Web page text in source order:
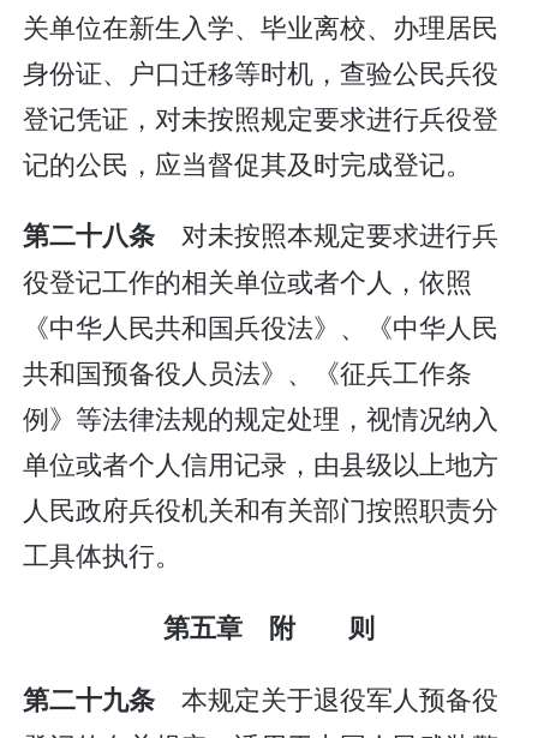
关单位在新生入学、毕业离校、办理居民
身份证、户口迁移等时机，查验公民兵役
登记凭证，对未按照规定要求进行兵役登
记的公民，应当督促其及时完成登记。
第二十八条对未按照本规定要求进行兵
役登记工作的相关单位或者个人，依照
《中华人民共和国兵役法》、《中华人民
共和国预备役人员法》、《征兵工作条
例》等法律法规的规定处理，视情况纳入
单位或者个人信用记录，由县级以上地方
人民政府兵役机关和有关部门按照职责分
工具体执行。
第五章 附 则
第二十九条 本规定关于退役军人预备役